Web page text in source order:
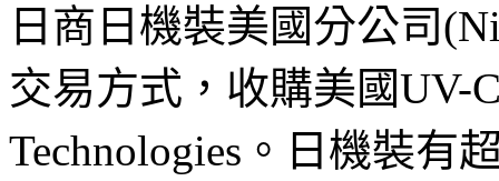
日商日機裝美國分公司
交易方式，收購美國UV-
Technologies。日機裝有